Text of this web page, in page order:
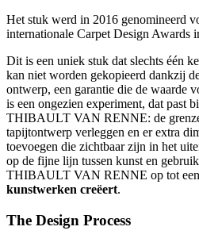
Het stuk werd in 2016 genomineerd
internationale Carpet Design Awards
Dit is een uniek stuk dat slechts één
kan niet worden gekopieerd dankzij
ontwerp, een garantie die de waarde
is een ongezien experiment, dat past
THIBAULT VAN RENNE: de
tapijtontwerp verleggen en er extra
toevoegen die zichtbaar zijn in het
op de fijne lijn tussen kunst en
THIBAULT VAN RENNE op tot een
kunstwerken creëert.
The Design Process